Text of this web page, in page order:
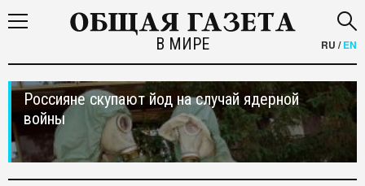
В МИРЕ RU /EN
Россияне скупают йод на случай ядерной
войны